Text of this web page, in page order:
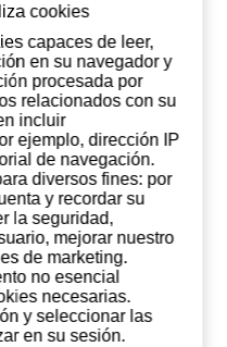
Crown Royal 1
Litro
28,50 €
cookies
capaces de leer,
en su navegador y
procesada por
relacionados con su
incluir
ejemplo, dirección IP
de navegación.
diversos fines: por
y recordar su
la seguridad,
mejorar nuestro
de marketing.
no esencial
necesarias.
y seleccionar las
en su sesión.